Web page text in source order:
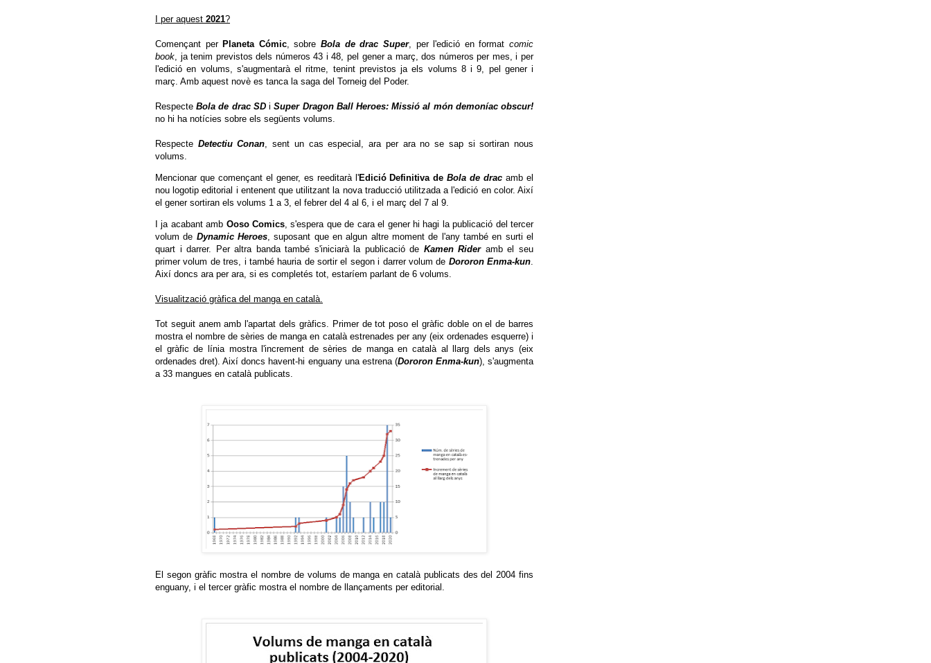
I per aquest 2021?
Començant perPlaneta Cómic, sobreBola de drac Super, per l'edició en formatcomic
book , ja tenim previstos dels números 43 i 48, pel gener a març, dos números per mes, i per
l'edició en volums, s'augmentarà el ritme, tenint previstos ja els volums 8 i 9, pel gener i
març. Amb aquest novè es tanca la saga del Torneig del Poder.
RespecteBola de drac SDiSuper Dragon Ball Heroes: Missió al món demoníac obscur!
no hi ha notícies sobre els següents volums.
Respecte Detectiu Conan , sent un cas especial, ara per ara no se sap si sortiran nous
volums.
Mencionar que començant el gener, es reeditarà l'Edició Definitiva de Bola de drac amb el
nou logotip editorial i entenent que utilitzant la nova traducció utilitzada a l'edició en color. Així
el gener sortiran els volums 1 a 3, el febrer del 4 al 6, i el març del 7 al 9.
I ja acabant amb Ooso Comics, s'espera que de cara el gener hi hagi la publicació del tercer
volum de Dynamic Heroes, suposant que en algun altre moment de l'any també en surti el
quart i darrer. Per altra banda també s'iniciarà la publicació de Kamen Rideramb el seu
primer volum de tres, i també hauria de sortir el segon i darrer volum de Dororon Enma-kun.
Així doncs ara per ara, si es completés tot, estaríem parlant de 6 volums.
Visualització gràfica del manga en català.
Tot seguit anem amb l'apartat dels gràfics. Primer de tot poso el gràfic doble on el de barres
mostra el nombre de sèries de manga en català estrenades per any (eix ordenades esquerre) i
el gràfic de línia mostra l'increment de sèries de manga en català al llarg dels anys (eix
ordenades dret). Així doncs havent-hi enguany una estrena (Dororon Enma-kun), s'augmenta
a 33 mangues en català publicats.
El segon gràfic mostra el nombre de volums de manga en català publicats des del 2004 fins
enguany, i el tercer gràfic mostra el nombre de llançaments per editorial.